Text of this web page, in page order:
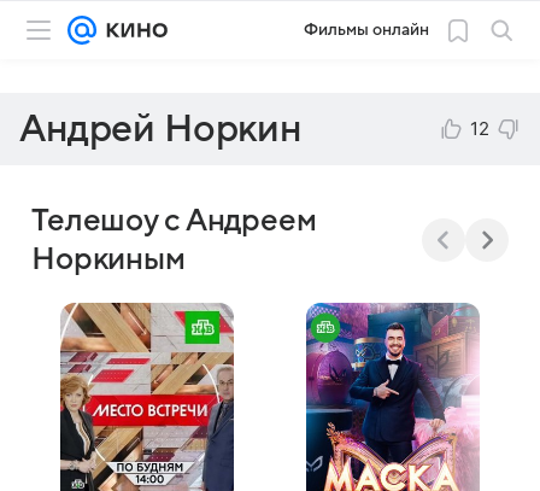
Фильмы онлайн
Андрей Норкин 12
Телешоу с Андреем
Норкиным